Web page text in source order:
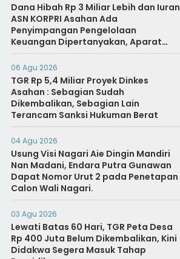
Dana Hibah Rp 3 Miliar Lebih dan Iuran
ASN KORPRI Asahan Ada
Penyimpangan Pengelolaan
Keuangan Dipertanyakan, Aparat
Diminta Segera Usut
06 Agu 2026
TGR Rp 5,4 Miliar Proyek Dinkes
Asahan : Sebagian Sudah
Dikembalikan, Sebagian Lain
Terancam Sanksi Hukuman Berat
04 Agu 2026
Usung Visi Nagari Aie Dingin Mandiri
Nan Madani, Endara Putra Gunawan
Dapat Nomor Urut 2 pada Penetapan
Calon Wali Nagari.
03 Agu 2026
Lewati Batas 60 Hari, TGR Peta Desa
Rp 400 Juta Belum Dikembalikan, Kini
Didakwa Segera Masuk Tahap